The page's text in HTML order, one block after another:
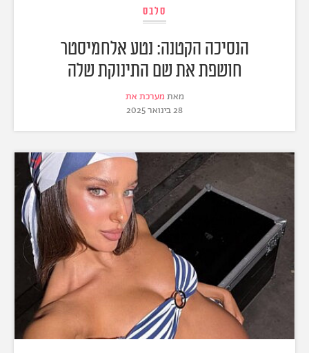
סלבס
הנסיכה הקטנה: נטע אלחמיסטר
חושפת את שם התינוקת שלה
מאת מערכת את
28 בינואר 2025